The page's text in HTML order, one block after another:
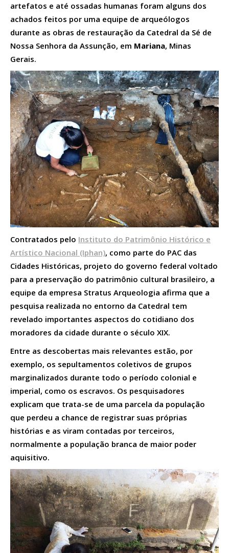
artefatos e até ossadas humanas foram alguns dos
achados feitos por uma equipe de arqueólogos
durante as obras de restauração da Catedral da Sé de
Nossa Senhora da Assunção, em Mariana, Minas
Gerais.
Contratados pelo Instituto do Patrimônio Histórico e
Artístico Nacional (Iphan), como parte do PAC das
Cidades Históricas, projeto do governo federal voltado
para a preservação do patrimônio cultural brasileiro, a
equipe da empresa Stratus Arqueologia afirma que a
pesquisa realizada no entorno da Catedral tem
revelado importantes aspectos do cotidiano dos
moradores da cidade durante o século XIX.
Entre as descobertas mais relevantes estão, por
exemplo, os sepultamentos coletivos de grupos
marginalizados durante todo o período colonial e
imperial, como os escravos. Os pesquisadores
explicam que trata-se de uma parcela da população
que perdeu a chance de registrar suas próprias
histórias e as viram contadas por terceiros,
normalmente a população branca de maior poder
aquisitivo.